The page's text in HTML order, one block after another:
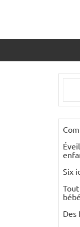
Six
Des